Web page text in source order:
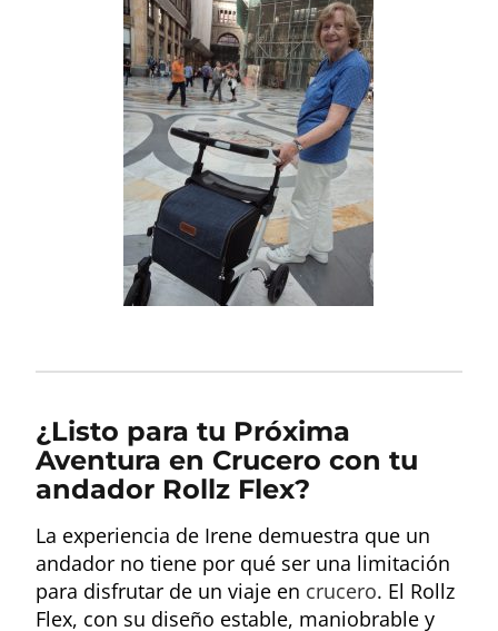
¿Listo para tu Próxima
Aventura en Crucero con tu
andador Rollz Flex?
La experiencia de Irene demuestra que un
andador no tiene por qué ser una limitación
para disfrutar de un viaje en crucero. El Rollz
Flex, con su diseño estable, maniobrable y